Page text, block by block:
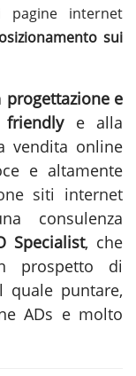
pagine internet
sui
progettazione e
e alla
vendita online
e altamente
siti internet
consulenza
Specialist, che
prospetto di
quale puntare,
ADs e molto